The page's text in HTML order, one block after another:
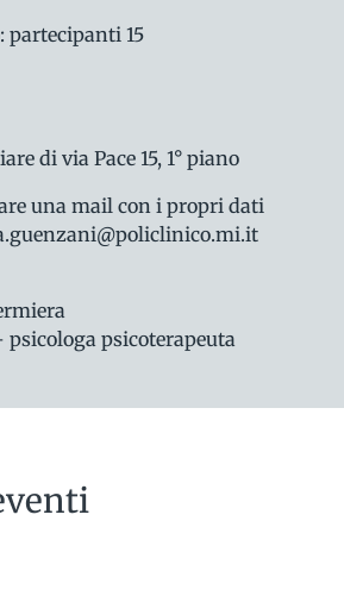
partecipanti 15
di via Pace 15, 1° piano
una mail con i propri dati
psicoterapeuta